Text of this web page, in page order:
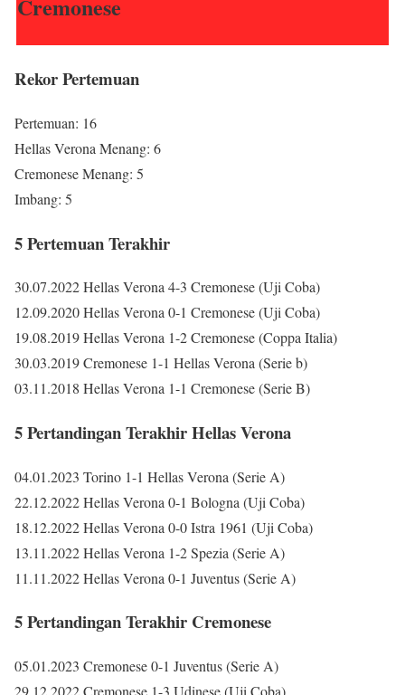
Cremonese
Rekor Pertemuan
Pertemuan: 16
Hellas Verona Menang: 6
Cremonese Menang: 5
Imbang: 5
5 Pertemuan Terakhir
30.07.2022 Hellas Verona 4-3 Cremonese (Uji Coba)
12.09.2020 Hellas Verona 0-1 Cremonese (Uji Coba)
19.08.2019 Hellas Verona 1-2 Cremonese (Coppa Italia)
30.03.2019 Cremonese 1-1 Hellas Verona (Serie b)
03.11.2018 Hellas Verona 1-1 Cremonese (Serie B)
5 Pertandingan Terakhir Hellas Verona
04.01.2023 Torino 1-1 Hellas Verona (Serie A)
22.12.2022 Hellas Verona 0-1 Bologna (Uji Coba)
18.12.2022 Hellas Verona 0-0 Istra 1961 (Uji Coba)
13.11.2022 Hellas Verona 1-2 Spezia (Serie A)
11.11.2022 Hellas Verona 0-1 Juventus (Serie A)
5 Pertandingan Terakhir Cremonese
05.01.2023 Cremonese 0-1 Juventus (Serie A)
29.12.2022 Cremonese 1-3 Udinese (Uji Coba)